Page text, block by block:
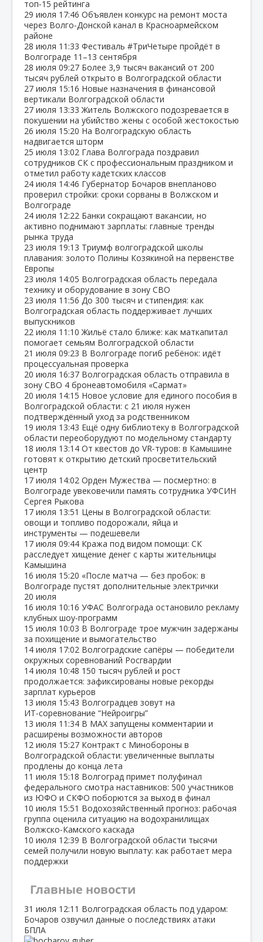
топ‑15 рейтинга
29 июля 17:46 Объявлен конкурс на ремонт моста
через Волго‑Донской канал в Красноармейском
районе
28 июля 11:33 Фестиваль #ТриЧетыре пройдёт в
Волгограде 11–13 сентября
28 июля 09:27 Более 3,9 тысяч вакансий от 200
тысяч рублей открыто в Волгоградской области
27 июля 15:16 Новые назначения в финансовой
вертикали Волгоградской области
27 июля 13:33 Житель Волжского подозревается в
покушении на убийство жены с особой жестокостью
26 июля 15:20 На Волгоградскую область
надвигается шторм
25 июля 13:02 Глава Волгограда поздравил
сотрудников СК с профессиональным праздником и
отметил работу кадетских классов
24 июля 14:46 Губернатор Бочаров внепланово
проверил стройки: сроки сорваны в Волжском и
Волгограде
24 июля 12:22 Банки сокращают вакансии, но
активно поднимают зарплаты: главные тренды
рынка труда
23 июля 19:13 Триумф волгоградской школы
плавания: золото Полины Козякиной на первенстве
Европы
23 июля 14:05 Волгоградская область передала
технику и оборудование в зону СВО
23 июля 11:56 До 300 тысяч и стипендия: как
Волгоградская область поддерживает лучших
выпускников
22 июля 11:10 Жильё стало ближе: как маткапитал
помогает семьям Волгоградской области
21 июля 09:23 В Волгограде погиб ребёнок: идёт
процессуальная проверка
20 июля 16:37 Волгоградская область отправила в
зону СВО 4 бронеавтомобиля «Сармат»
20 июля 14:15 Новое условие для единого пособия в
Волгоградской области: с 21 июля нужен
подтверждённый уход за родственником
19 июля 13:43 Ещё одну библиотеку в Волгоградской
области переоборудуют по модельному стандарту
18 июля 13:14 От квестов до VR‑туров: в Камышине
готовят к открытию детский просветительский
центр
17 июля 14:02 Орден Мужества — посмертно: в
Волгограде увековечили память сотрудника УФСИН
Сергея Рыкова
17 июля 13:51 Цены в Волгоградской области:
овощи и топливо подорожали, яйца и
инструменты — подешевели
17 июля 09:44 Кража под видом помощи: СК
расследует хищение денег с карты жительницы
Камышина
16 июля 15:20 «После матча — без пробок: в
Волгограде пустят дополнительные электрички
20 июля
16 июля 10:16 УФАС Волгограда остановило рекламу
клубных шоу‑программ
15 июля 10:03 В Волгограде трое мужчин задержаны
за похищение и вымогательство
14 июля 17:02 Волгоградские сапёры — победители
окружных соревнований Росгвардии
14 июля 10:48 150 тысяч рублей и рост
продолжается: зафиксированы новые рекорды
зарплат курьеров
13 июля 15:43 Волгоградцев зовут на
ИТ‑соревнование “Нейроигры”
13 июля 11:34 В МАХ запущены комментарии и
расширены возможности авторов
12 июля 15:27 Контракт с Минобороны в
Волгоградской области: увеличенные выплаты
продлены до конца лета
11 июля 15:18 Волгоград примет полуфинал
федерального смотра наставников: 500 участников
из ЮФО и СКФО поборются за выход в финал
10 июля 15:51 Водохозяйственный прогноз: рабочая
группа оценила ситуацию на водохранилищах
Волжско‑Камского каскада
10 июля 12:39 В Волгоградской области тысячи
семей получили новую выплату: как работает мера
поддержки
Главные новости
31 июля 12:11 Волгоградская область под ударом:
Бочаров озвучил данные о последствиях атаки
БПЛА